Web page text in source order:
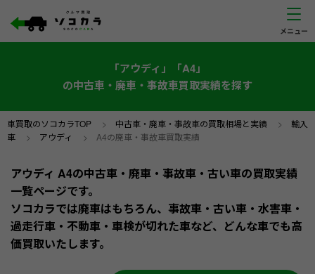
「アウディ」「A4」
の中古車・廃車・事故車買取実績を探す
車買取のソコカラTOP > 中古車・廃車・事故車の買取相場と実績 > 輸入
車 > アウディ > A4の廃車・事故車買取実績
アウディ A4の中古車・廃車・事故車・古い車の買取実績
一覧ページです。
ソコカラでは廃車はもちろん、事故車・古い車・水害車・
過走行車・不動車・車検が切れた車など、どんな車でも高
価買取いたします。